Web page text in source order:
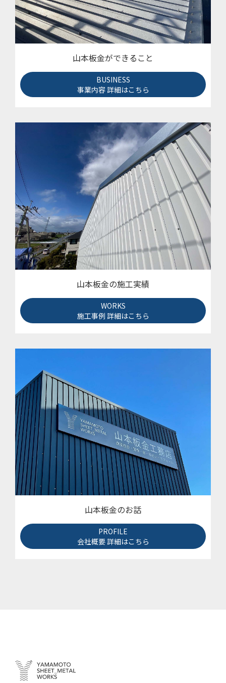
山本板金ができること
BUSINESS
事業内容 詳細はこちら
山本板金の施工実績
WORKS
施工事例 詳細はこちら
山本板金のお話
PROFILE
会社概要 詳細はこちら